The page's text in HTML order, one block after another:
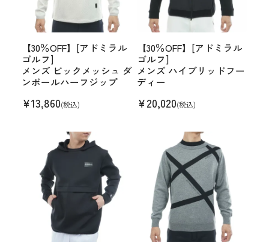
【30％OFF】[アドミラル
ゴルフ]
メンズ ビックメッシュ ダ
ンボールハーフジップ
¥13,860(税込)
【30％OFF】[アドミラル
ゴルフ]
メンズ ハイブリッドフー
ディー
¥20,020(税込)